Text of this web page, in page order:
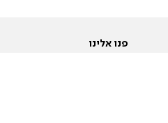
פנו אלינו